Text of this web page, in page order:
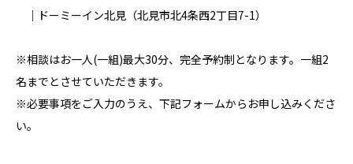
｜ ドーミーイン北見 （北見市北4条西2丁目7-1）
※相談はお一人(一組)最大30分、完全予約制となります。一組2
名までとさせていただきます。
※必要事項をご入力のうえ、下記フォームからお申し込みくださ
い。